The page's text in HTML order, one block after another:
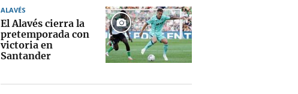
ALAVÉS
El Alavés cierra la
pretemporada con
victoria en
Santander